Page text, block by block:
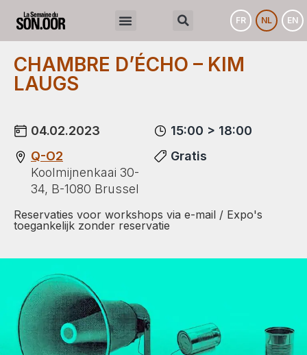
FR NL EN
CHAMBRE D’ÉCHO – KIM
LAUGS
04.02.2023
Q-O2
Koolmijnenkaai 30-
34, B-1080 Brussel
15:00 > 18:00
Gratis
Reservaties voor workshops via e-mail / Expo's
toegankelijk zonder reservatie